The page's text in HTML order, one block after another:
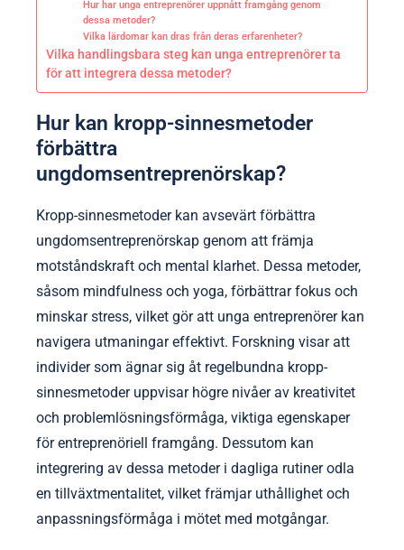
Hur har unga entreprenörer uppnått framgång genom
dessa metoder?
Vilka lärdomar kan dras från deras erfarenheter?
Vilka handlingsbara steg kan unga entreprenörer ta
för att integrera dessa metoder?
Hur kan kropp-sinnesmetoder
förbättra
ungdomsentreprenörskap?
Kropp-sinnesmetoder kan avsevärt förbättra
ungdomsentreprenörskap genom att främja
motståndskraft och mental klarhet. Dessa metoder,
såsom mindfulness och yoga, förbättrar fokus och
minskar stress, vilket gör att unga entreprenörer kan
navigera utmaningar effektivt. Forskning visar att
individer som ägnar sig åt regelbundna kropp-
sinnesmetoder uppvisar högre nivåer av kreativitet
och problemlösningsförmåga, viktiga egenskaper
för entreprenöriell framgång. Dessutom kan
integrering av dessa metoder i dagliga rutiner odla
en tillväxtmentalitet, vilket främjar uthållighet och
anpassningsförmåga i mötet med motgångar.